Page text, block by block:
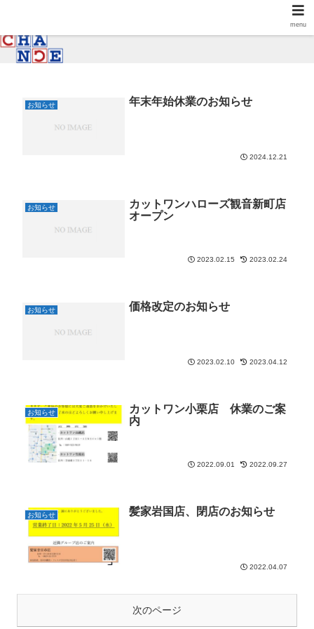
お知らせ 年末年始休業のお知らせ
2024.12.21
お知らせ
カットワンハローズ観音新町店
オープン
2023.02.15 2023.02.24
お知らせ 価格改定のお知らせ
2023.02.10 2023.04.12
お知らせ
カットワン小栗店 休業のご案
内
2022.09.01 2022.09.27
お知らせ 髪家岩国店、閉店のお知らせ
2022.04.07
次のページ
menu